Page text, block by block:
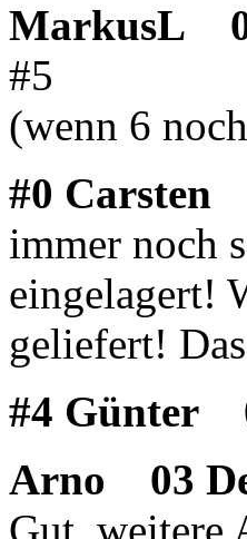
MarkusL
#5
(wenn 6
#0 Carsten
immer noch
eingelagert!
geliefert!
#4 Günter
Arno
03